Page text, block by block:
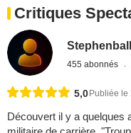
Critiques
455 abonnés
5,0Publiée le
Découvert il y a quelques